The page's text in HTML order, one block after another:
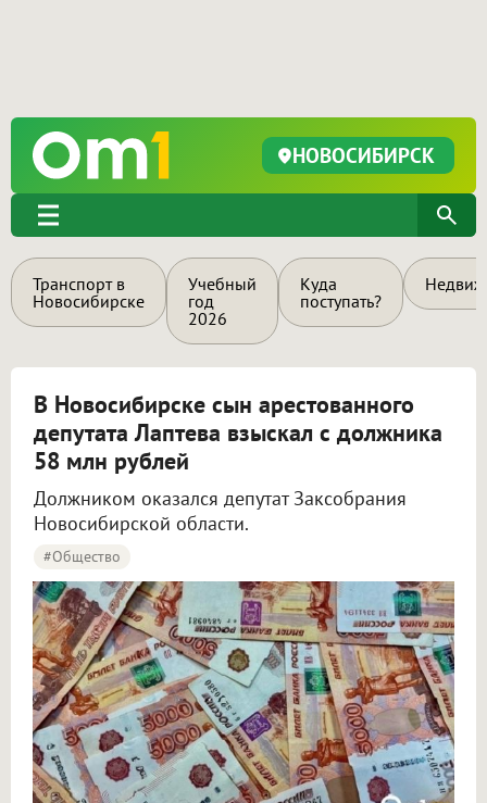
НОВОСИБИРСК
Транспорт в
Новосибирске
Учебный
год
2026
Куда
поступать?
В Новосибирске сын арестованного
депутата Лаптева взыскал с должника
58 млн рублей
Должником оказался депутат Заксобрания
Новосибирской области.
#Общество